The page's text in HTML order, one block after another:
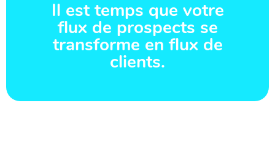
Il est temps que votre
flux de prospects se
transforme en flux de
clients.